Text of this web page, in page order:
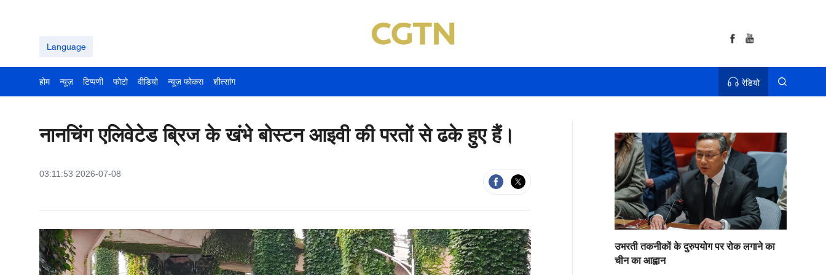
Language
होम न्यूज़ टिप्पणी फोटो वीडियो न्यूज़ फोकस शीत्सांग रेडियो
नानचिंग एलिवेटेड ब्रिज के खंभे बोस्टन आइवी की परतों से ढके हुए हैं।
03:11:53 2026-07-08
उभरती तकनीकों के दुरुपयोग पर रोक लगाने का
चीन का आह्वान